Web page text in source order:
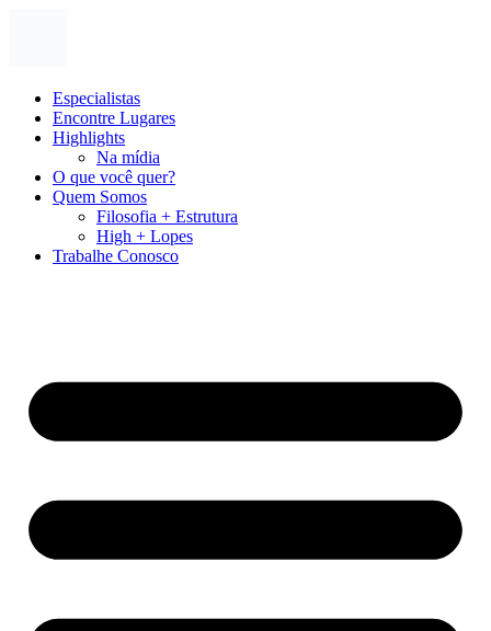
Especialistas
Encontre Lugares
Highlights
Na mídia
O que você quer?
Quem Somos
Filosofia + Estrutura
High + Lopes
Trabalhe Conosco